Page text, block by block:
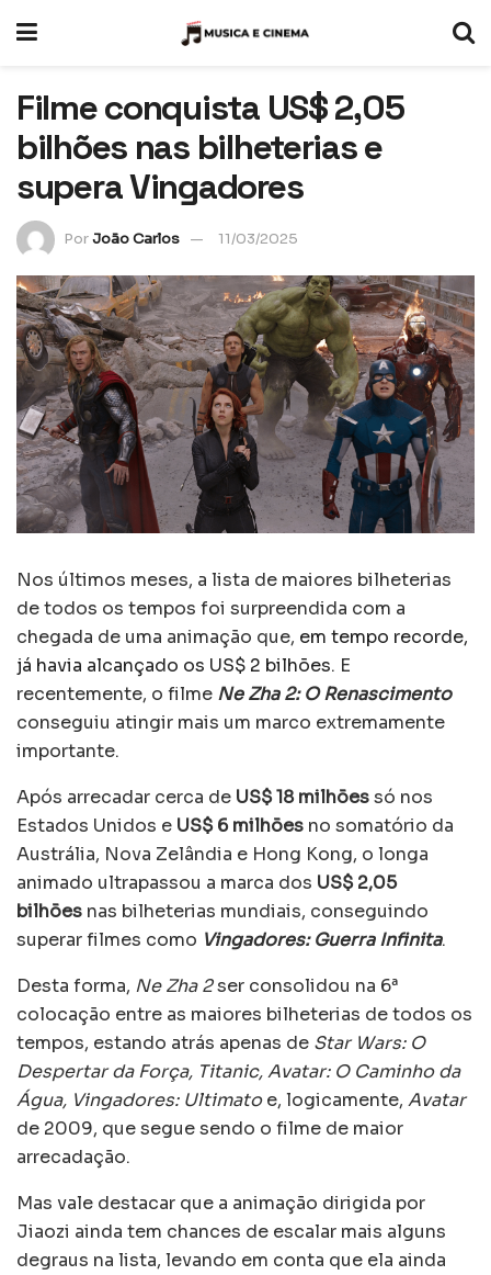
Filme conquista US$ 2,05
bilhões nas bilheterias e
supera Vingadores
PorJoão Carlos 11/03/2025
Nos últimos meses, a lista de maiores bilheterias
de todos os tempos foi surpreendida com a
chegada de uma animação que, em tempo recorde,
já havia alcançado os US$ 2 bilhões. E
recentemente, o filme Ne Zha 2: O Renascimento
conseguiu atingir mais um marco extremamente
importante.
Após arrecadar cerca de US$ 18 milhõessó nos
Estados Unidos e US$ 6 milhões no somatório da
Austrália, Nova Zelândia e Hong Kong, o longa
animado ultrapassou a marca dos US$ 2,05
bilhões nas bilheterias mundiais, conseguindo
superar filmes como Vingadores: Guerra Infinita.
Desta forma, Ne Zha 2ser consolidou na 6ª
colocação entre as maiores bilheterias de todos os
tempos, estando atrás apenas de Star Wars: O
Despertar da Força, Titanic, Avatar: O Caminho da
Água, Vingadores: Ultimatoe, logicamente, Avatar
de 2009, que segue sendo o filme de maior
arrecadação.
Mas vale destacar que a animação dirigida por
Jiaozi ainda tem chances de escalar mais alguns
degraus na lista, levando em conta que ela ainda